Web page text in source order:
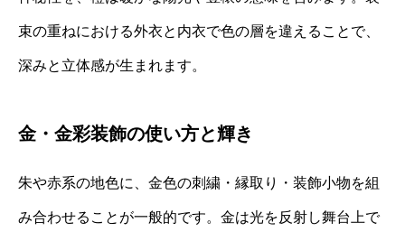
束の重ねにおける外衣と内衣で色の層を違えることで、
深みと立体感が生まれます。
金・金彩装飾の使い方と輝き
朱や赤系の地色に、金色の刺繍・縁取り・装飾小物を組
み合わせることが一般的です。金は光を反射し舞台上で